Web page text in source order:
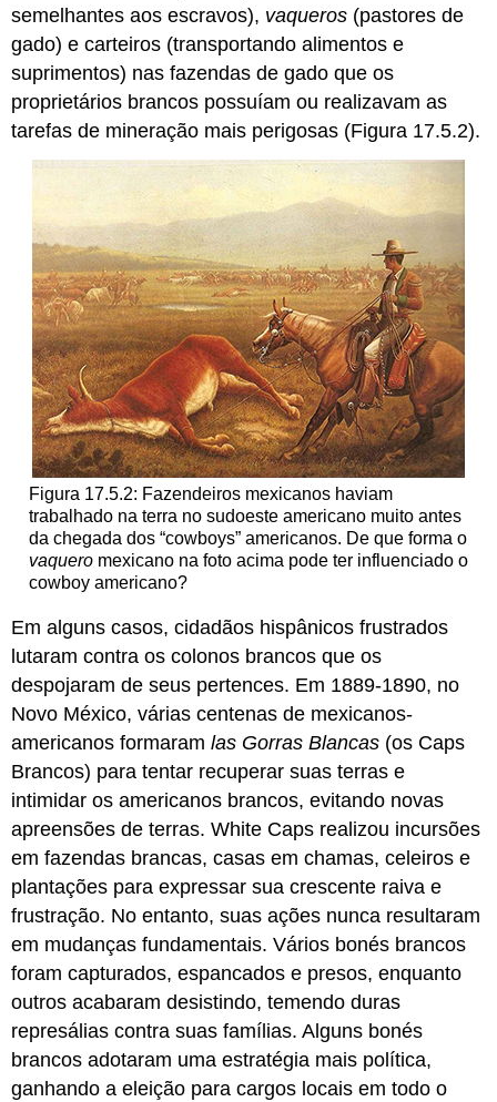
semelhantes aos escravos), vaqueros (pastores de
gado) e carteiros (transportando alimentos e
suprimentos) nas fazendas de gado que os
proprietários brancos possuíam ou realizavam as
tarefas de mineração mais perigosas (Figura 17.5.2).
Figura 17.5.2: Fazendeiros mexicanos haviam
trabalhado na terra no sudoeste americano muito antes
da chegada dos “cowboys” americanos. De que forma o
vaqueromexicano na foto acima pode ter influenciado o
cowboy americano?
Em alguns casos, cidadãos hispânicos frustrados
lutaram contra os colonos brancos que os
despojaram de seus pertences. Em 1889-1890, no
Novo México, várias centenas de mexicanos-
americanos formaramlas Gorras Blancas (os Caps
Brancos) para tentar recuperar suas terras e
intimidar os americanos brancos, evitando novas
apreensões de terras. White Caps realizou incursões
em fazendas brancas, casas em chamas, celeiros e
plantações para expressar sua crescente raiva e
frustração. No entanto, suas ações nunca resultaram
em mudanças fundamentais. Vários bonés brancos
foram capturados, espancados e presos, enquanto
outros acabaram desistindo, temendo duras
represálias contra suas famílias. Alguns bonés
brancos adotaram uma estratégia mais política,
ganhando a eleição para cargos locais em todo o